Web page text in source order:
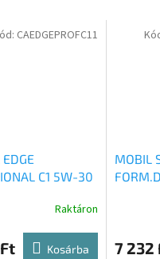
C1 5W-30
Raktáron
Kosárba
CAEDGEPROFC11
MOBIL
7 232